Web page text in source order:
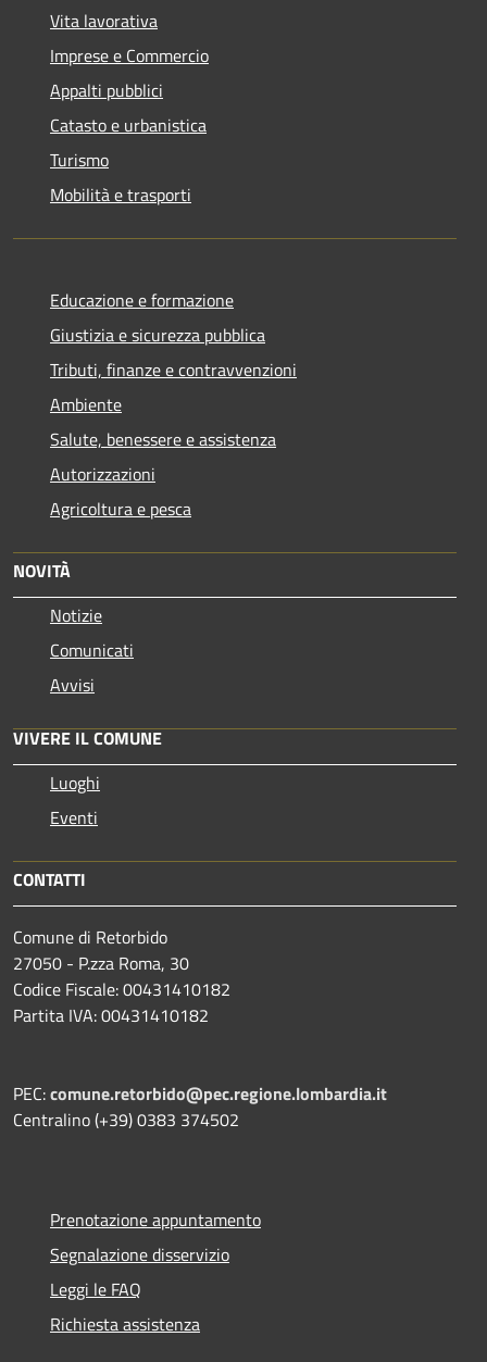
Vita lavorativa
Imprese e Commercio
Appalti pubblici
Catasto e urbanistica
Turismo
Mobilità e trasporti
Educazione e formazione
Giustizia e sicurezza pubblica
Tributi, finanze e contravvenzioni
Ambiente
Salute, benessere e assistenza
Autorizzazioni
Agricoltura e pesca
NOVITÀ
Notizie
Comunicati
Avvisi
VIVERE IL COMUNE
Luoghi
Eventi
CONTATTI
Comune di Retorbido
27050 - P.zza Roma, 30
Codice Fiscale: 00431410182
Partita IVA: 00431410182
PEC:comune.retorbido@pec.regione.lombardia.it
Centralino (+39) 0383 374502
Prenotazione appuntamento
Segnalazione disservizio
Leggi le FAQ
Richiesta assistenza